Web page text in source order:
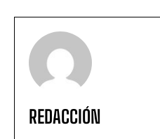
REDACCIÓN